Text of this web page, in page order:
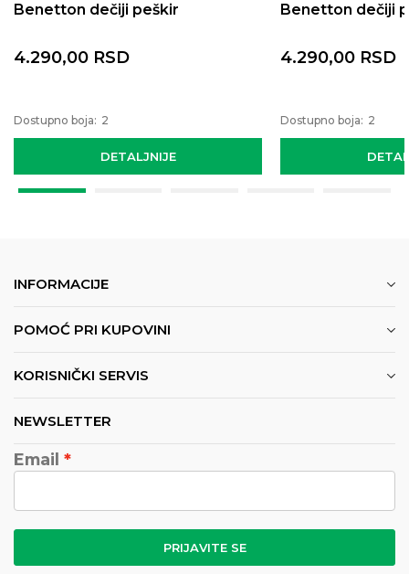
Benetton dečiji peškir
DETALJNIJE
4.290,00 RSD
Dostupno boja: 2
Benetton dečiji
4.290,00 RSD
Dostupno boja: 2
INFORMACIJE
POMOĆ PRI KUPOVINI
KORISNIČKI SERVIS
NEWSLETTER
Email
PRIJAVITE SE